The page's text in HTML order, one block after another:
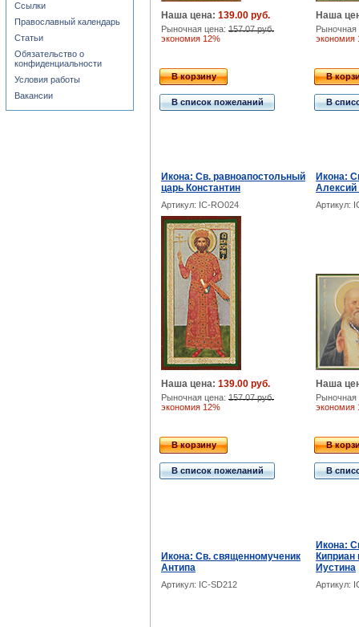
Наша цена: 139.00 руб.
Рыночная цена: 157.07 руб.
экономия 12%
Наша
экономия
В корзину
В список пожеланий
В
В
Икона: Св. равноапостольный
царь Константин
Икона:
Артикул: IC-RO024 Артикул:
Наша цена: 139.00 руб.
Рыночная цена: 157.07 руб.
экономия 12%
Наша
экономия
В корзину
В список пожеланий
В
В
Икона: Св. священномученик
Антипа
Икона:
Киприан
Иустина
Артикул: IC-SD212 Артикул:
Ссылки
Православный календарь
Статьи
Обязательство о
конфиденциальности
Условия работы
Вакансии